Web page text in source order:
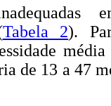
Tabela 2).
de 13 a 47